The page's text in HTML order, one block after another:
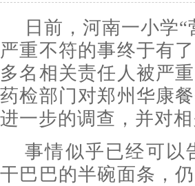
日前，河南一小学
严重不符的事终于有
多名相关责任人被严
药检部门对郑州华康
进一步的调查，并对
事情似乎已经可以
干巴巴的半碗面条，